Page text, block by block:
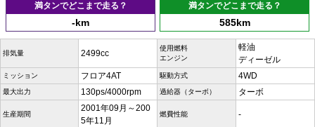
満タンでどこまで走る？
-km
満タンでどこまで走る？
585km
排気量 2499cc
使用燃料
エンジン
軽油
ディーゼル
ミッション フロア4AT 駆動方式 4WD
最大出力 130ps/4000rpm 過給器（ターボ） ターボ
生産期間
2001年09月～200
5年11月
燃費性能 -